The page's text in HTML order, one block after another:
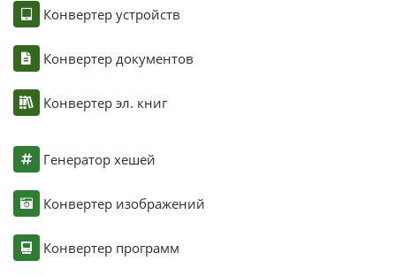
Конвертер устройств
Конвертер документов
Конвертер эл. книг
Генератор хешей
Конвертер изображений
Конвертер программ